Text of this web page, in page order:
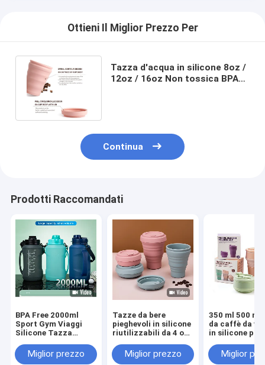
Ottieni Il Miglior Prezzo Per
Tazza d'acqua in silicone 8oz /
12oz / 16oz Non tossica BPA
Continua
Prodotti Raccomandati
BPA Free 2000ml
Sport Gym Viaggi
Silicone Tazza
personalizzabili
Miglior prezzo
Tazze da bere
pieghevoli in silicone
riutilizzabili da 4 oz
Miglior prezzo
350 ml 500 ml
da caffè da
in silicone
Miglior